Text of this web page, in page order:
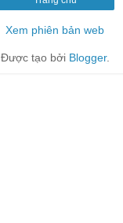
Xem phiên bản web
Được tạo bởi Blogger.